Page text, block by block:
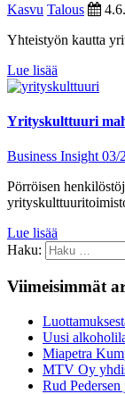
Kasvu Talous
Yhteistyön kautta
Lue lisää
Yrityskulttuuri
Business Insight 03/
Pörröisen
Lue lisää
Haku:
Viimeisimmät
Uusi
Miapetra
MTV Oy
Rud